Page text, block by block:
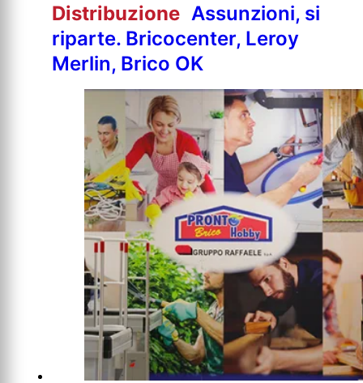
Distribuzione Assunzioni, si
riparte. Bricocenter, Leroy
Merlin, Brico OK